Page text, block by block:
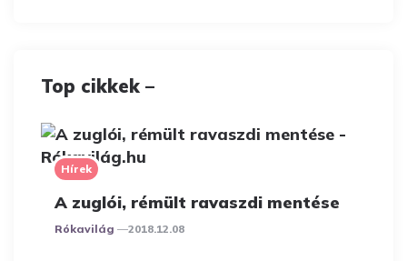
Top cikkek –
Hírek
A zuglói, rémült ravaszdi mentése
Posted
Rókavilág 2018.12.08